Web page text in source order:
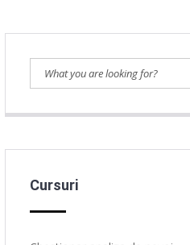
Cursuri